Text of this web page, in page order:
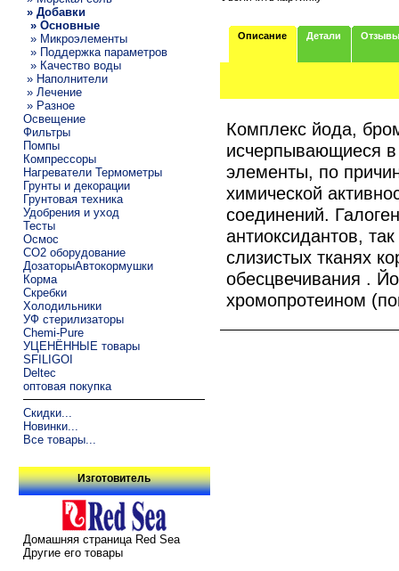
» Добавки
» Основные
» Микроэлементы
» Поддержка параметров
» Качество воды
» Наполнители
» Лечение
» Разное
Освещение
Фильтры
Помпы
Компрессоры
Нагреватели Термометры
Грунты и декорации
Грунтовая техника
Удобрения и уход
Тесты
Осмос
CO2 оборудование
ДозаторыАвтокормушки
Корма
Скребки
Холодильники
УФ стерилизаторы
Chemi-Pure
УЦЕНЁННЫЕ товары
SFILIGOI
Deltec
оптовая покупка
Скидки...
Новинки...
Все товары...
Изготовитель
Домашняя страница Red Sea
Другие его товары
Описание Детали Отзывы
Комплекс йода,
исчерпывающиеся
элементы, по
химической
соединений.
антиоксидантов,
слизистых тканях
обесцвечивания .
хромопротеином